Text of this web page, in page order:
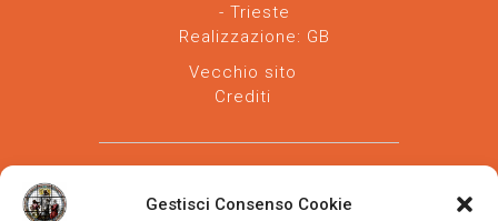
Gestisci Consenso Cookie
- Trieste
Realizzazione: GB
Vecchio sito
Crediti